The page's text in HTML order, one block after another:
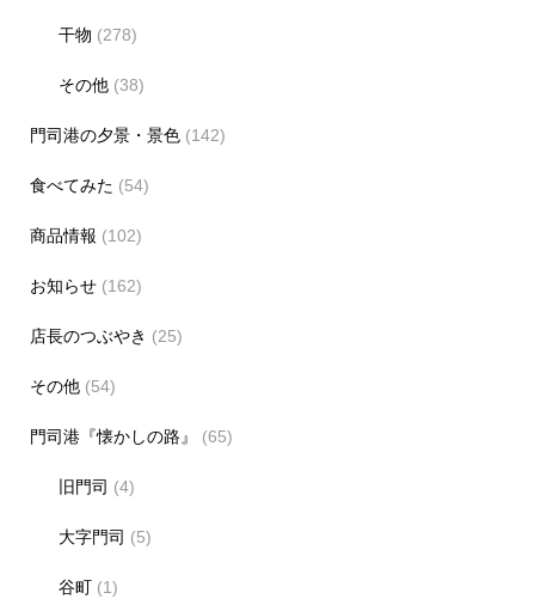
干物 (278)
その他 (38)
門司港の夕景・景色(142)
食べてみた (54)
商品情報 (102)
お知らせ(162)
店長のつぶやき (25)
その他(54)
門司港『懐かしの路』 (65)
旧門司 (4)
大字門司 (5)
谷町 (1)